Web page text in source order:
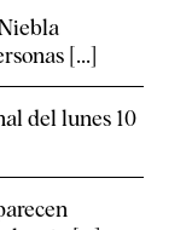
[...]
del lunes 10